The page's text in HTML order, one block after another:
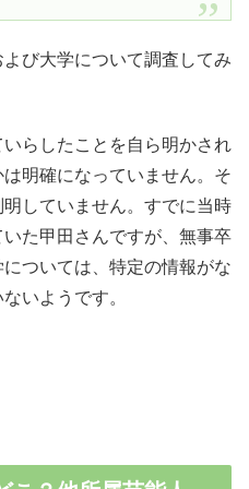
び大学について調査してみ
らしたことを自ら明かされ
明確になっていません。そ
していません。すでに当時
た甲田さんですが、無事卒
ついては、特定の情報がな
いようです。